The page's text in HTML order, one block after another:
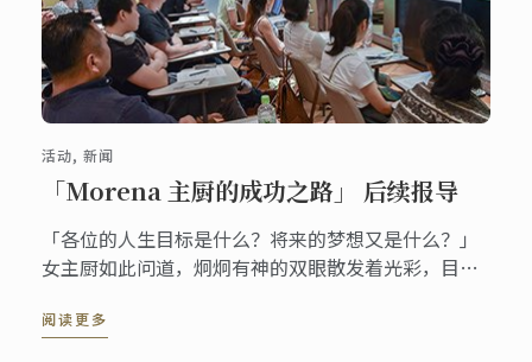
活动, 新闻
「Morena 主厨的成功之路」 后续报导
「各位的人生目标是什么？将来的梦想又是什么？」
女主厨如此问道，炯炯有神的双眼散发着光彩，目光
忽视的存在感。对于听众的答案，主厨的回答既温暖
阅读更多